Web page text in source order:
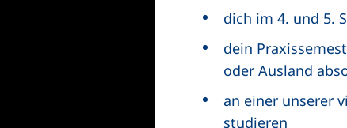
dich im 4. und 5.
dein
oder Ausland
an einer unserer
studieren